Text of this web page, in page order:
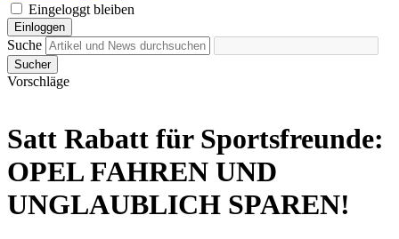
Eingeloggt bleiben
Einloggen
Suche
Sucher
Vorschläge
Satt Rabatt für Sportsfreunde:
OPEL FAHREN UND
UNGLAUBLICH SPAREN!